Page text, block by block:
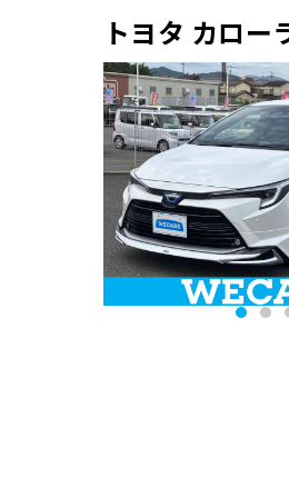
トヨタ カロ